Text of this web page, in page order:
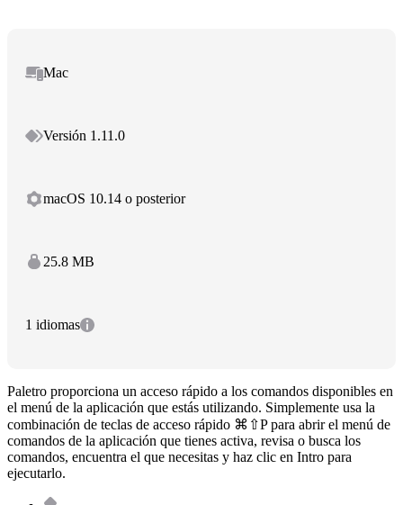
Mac
Versión 1.11.0
macOS 10.14 o posterior
25.8 MB
1 idiomas
Paletro proporciona un acceso rápido a los comandos disponibles en
el menú de la aplicación que estás utilizando. Simplemente usa la
combinación de teclas de acceso rápido ⌘⇧P para abrir el menú de
comandos de la aplicación que tienes activa, revisa o busca los
comandos, encuentra el que necesitas y haz clic en Intro para
ejecutarlo.